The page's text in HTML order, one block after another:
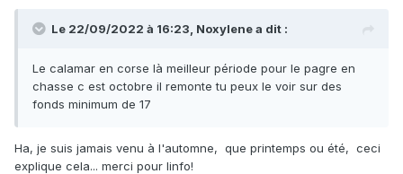
Le 22/09/2022 à 16:23, Noxylenea dit :
Le calamar en corse là meilleur période pour le pagre en
chasse c est octobre il remonte tu peux le voir sur des
fonds minimum de 17
Ha, je suis jamais venu à l'automne, que printemps ou été, ceci
explique cela... merci pour linfo!